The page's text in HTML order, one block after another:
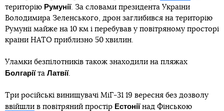
територію Румунії. За словами президента України
Володимира Зеленського, дрон заглибився на територію
Румунії майже на 10 км і перебував у повітряному просторі
країни НАТО приблизно 50 хвилин.
Уламки безпілотників також знаходили на пляжах
Болгаріїта Латвії.
Три російські винищувачі МіГ-31 19 вересня без дозволу
ввійшли в повітряний простір Естоніїнад Фінською